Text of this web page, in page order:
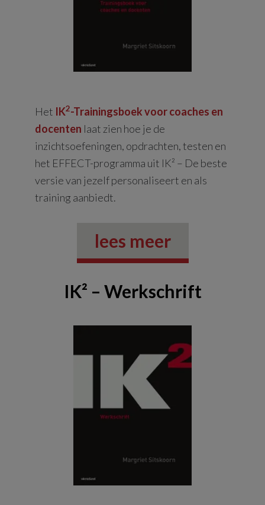
Het IK2-Trainingsboek voor coaches en
docenten laat zien hoe je de
inzichtsoefeningen, opdrachten, testen en
het EFFECT-programma uit IK² – De beste
versie van jezelf personaliseert en als
training aanbiedt.
lees meer
IK² – Werkschrift